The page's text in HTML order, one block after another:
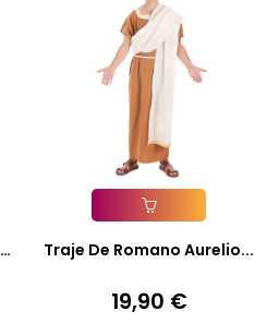
Añadir A La Cesta
Traje De Romano Aurelio...
Precio
19,90 €